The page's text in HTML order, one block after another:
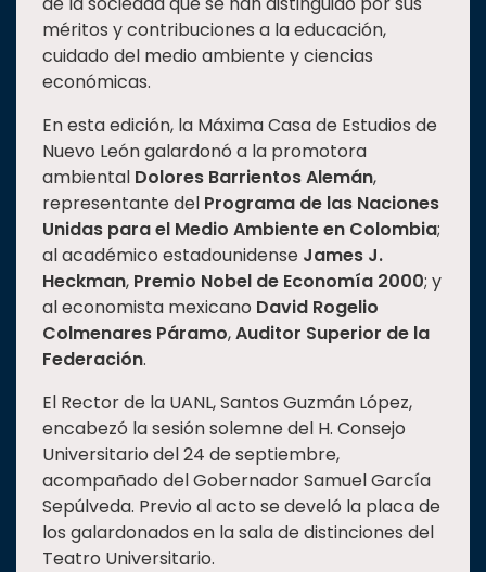
Oferta
educativa
Rectoría
Investigación
Internacionalización
Responsabilidad
social
Vinculación
Historia
Nacional
méritos y contribuciones a la educación,
cuidado del medio ambiente y ciencias
económicas.
En esta edición, la Máxima Casa de Estudios de
Nuevo León galardonó a la promotora
ambiental Dolores Barrientos Alemán,
representante del Programa de las Naciones
Unidas para el Medio Ambiente en Colombia;
al académico estadounidense James J.
Heckman, Premio Nobel de Economía 2000; y
al economista mexicano David Rogelio
Colmenares Páramo,Auditor Superior de la
Federación.
El Rector de la UANL, Santos Guzmán López,
encabezó la sesión solemne del H. Consejo
Universitario del 24 de septiembre,
acompañado del Gobernador Samuel García
Sepúlveda. Previo al acto se develó la placa de
los galardonados en la sala de distinciones del
Teatro Universitario.